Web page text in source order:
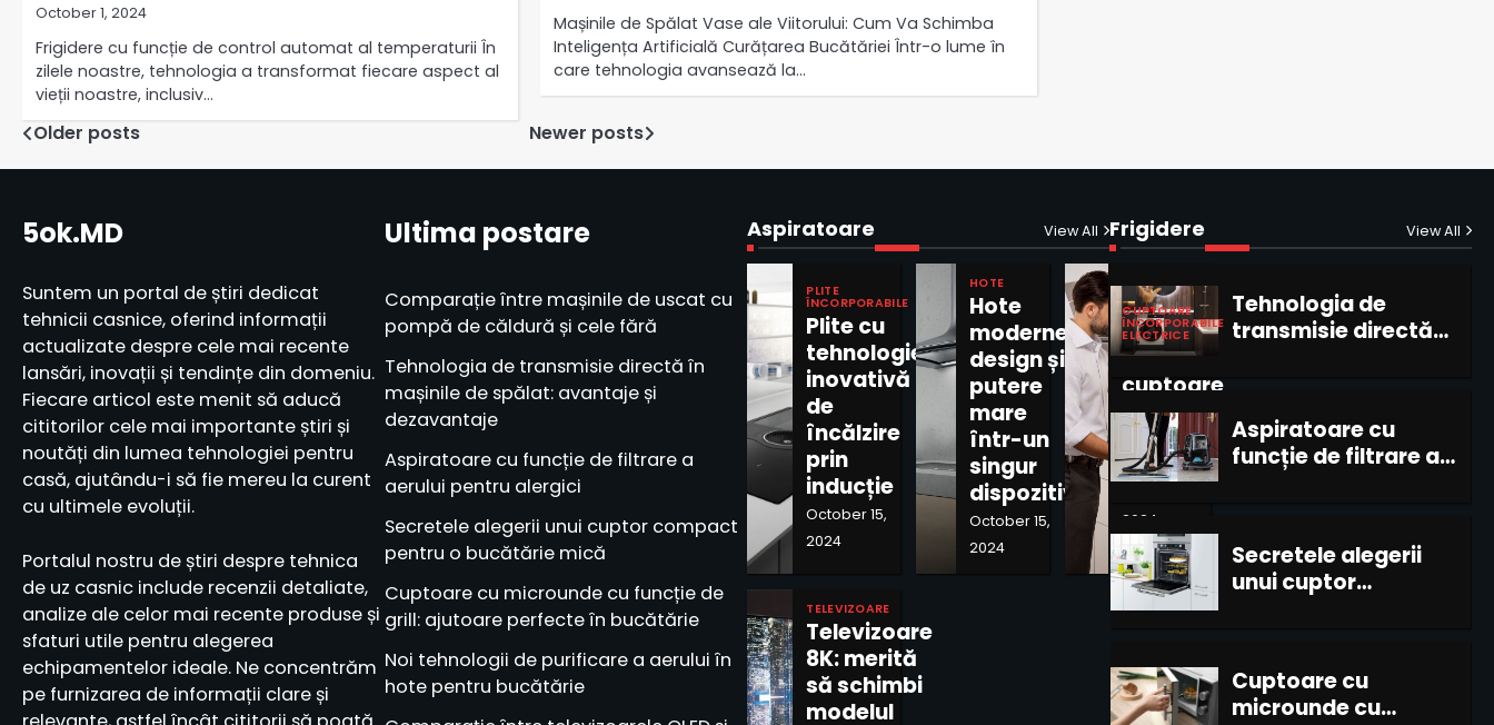
October 1, 2024
Frigidere cu funcție de control automat al temperaturii În
zilele noastre, tehnologia a transformat fiecare aspect al
vieții noastre, inclusiv…
Mașinile de Spălat Vase ale Viitorului: Cum Va Schimba
Inteligența Artificială Curățarea Bucătăriei Într-o lume în
care tehnologia avansează la…
Posts
navigation
Older posts Newer posts
5ok.MD
Suntem un portal de știri dedicat
tehnicii casnice, oferind informații
actualizate despre cele mai recente
lansări, inovații și tendințe din domeniu.
Fiecare articol este menit să aducă
cititorilor cele mai importante știri și
noutăți din lumea tehnologiei pentru
casă, ajutându-i să fie mereu la curent
cu ultimele evoluții.
Portalul nostru de știri despre tehnica
de uz casnic include recenzii detaliate,
analize ale celor mai recente produse și
sfaturi utile pentru alegerea
echipamentelor ideale. Ne concentrăm
pe furnizarea de informații clare și
Ultima postare
Comparație între mașinile de uscat cu
pompă de căldură și cele fără
Tehnologia de transmisie directă în
mașinile de spălat: avantaje și
dezavantaje
Aspiratoare cu funcție de filtrare a
aerului pentru alergici
Secretele alegerii unui cuptor compact
pentru o bucătărie mică
Cuptoare cu microunde cu funcție de
grill: ajutoare perfecte în bucătărie
Noi tehnologii de purificare a aerului în
hote pentru bucătărie
Aspiratoare View All
PLITE
ÎNCORPORABILE
Plite cu
tehnologie
inovativă
de
încălzire
prin
inducție
October 15,
2024
HOTE
Hote
moderne:
design și
putere
mare
într-un
singur
dispozitiv
October 15,
2024
CUPTOARE
ÎNCORPORABILE
ELECTRICE
Noi
cuptoare
integrate
în casa
inteligentă
2024
TELEVIZOARE
Televizoare
8K: merită
să schimbi
modelul
Frigidere View All
1
Comparație între
pompă de căldură și
cele fără
2
Tehnologia de
transmisie directă
3
Aspiratoare cu
funcție de filtrare a
4
Secretele alegerii
unui cuptor
Cuptoare cu
microunde cu